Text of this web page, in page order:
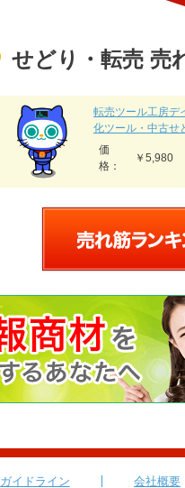
せどり・転売 売
転売ツール工房デ
化ツール・中古せ
価
格：
￥5,980
ガイドライン 会社概要